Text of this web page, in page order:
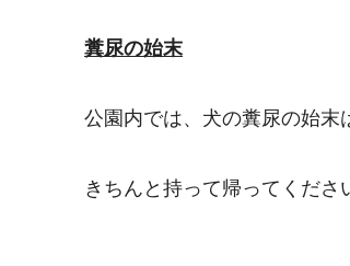
糞尿の始末
公園内では、犬の糞尿の始末
きちんと持って帰ってくださ